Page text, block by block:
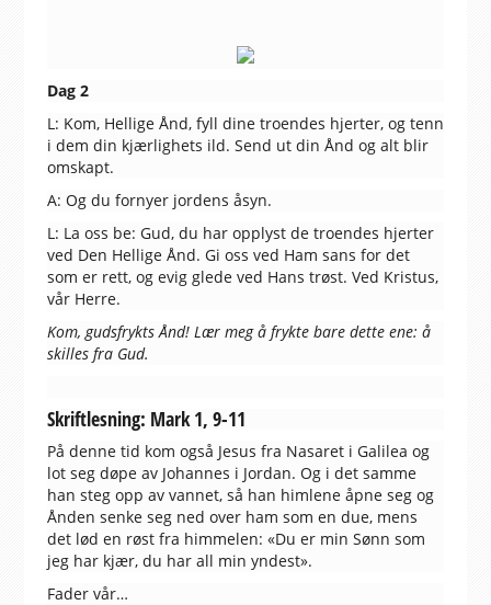
Dag 2
L: Kom, Hellige Ånd, fyll dine troendes hjerter, og tenn
i dem din kjærlighets ild. Send ut din Ånd og alt blir
omskapt.
A: Og du fornyer jordens åsyn.
L: La oss be: Gud, du har opplyst de troendes hjerter
ved Den Hellige Ånd. Gi oss ved Ham sans for det
som er rett, og evig glede ved Hans trøst. Ved Kristus,
vår Herre.
Kom, gudsfrykts Ånd! Lær meg å frykte bare dette ene: å
skilles fra Gud.
Skriftlesning: Mark 1, 9-11
På denne tid kom også Jesus fra Nasaret i Galilea og
lot seg døpe av Johannes i Jordan. Og i det samme
han steg opp av vannet, så han himlene åpne seg og
Ånden senke seg ned over ham som en due, mens
det lød en røst fra himmelen: «Du er min Sønn som
jeg har kjær, du har all min yndest».
Fader vår…